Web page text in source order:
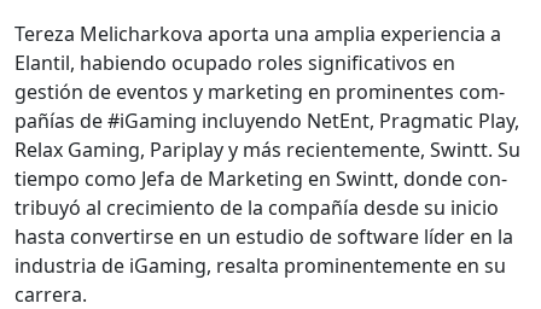
Tereza Melicharko­va apor­ta una amplia expe­ri­en­cia a
Elan­til, habi­en­do ocu­pa­do roles sig­ni­fica­tivos en
gestión de even­tos y mar­ket­ing en promi­nentes com­
pañías de #iGam­ing incluyen­do NetEnt, Prag­mat­ic Play,
Relax Gam­ing, Pariplay y más recien­te­mente, Swintt. Su
tiem­po como Jefa de Mar­ket­ing en Swintt, donde con­
tribuyó al crec­imien­to de la com­pañía des­de su ini­cio
has­ta con­ver­tirse en un estu­dio de soft­ware líder en la
indus­tria de iGam­ing, resalta promi­nen­te­mente en su
car­rera.